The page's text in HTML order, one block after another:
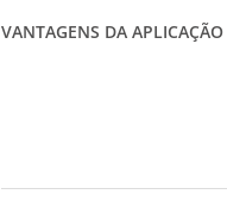
VANTAGENS DA APLICAÇÃO